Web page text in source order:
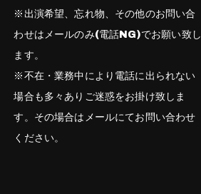
※出演希望、忘れ物、その他のお問い合
わせはメールのみ(電話NG)でお願い致し
ます。
※不在・業務中により電話に出られない
場合も多々ありご迷惑をお掛け致しま
す。その場合はメールにてお問い合わせ
ください。